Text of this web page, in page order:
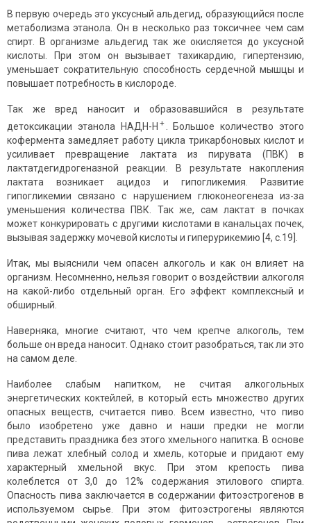
В первую очередь это уксусный альдегид, образующийся после
метаболизма этанола. Он в несколько раз токсичнее чем сам
спирт. В организме альдегид так же окисляется до уксусной
кислоты. При этом он вызывает тахикардию, гипертензию,
уменьшает сократительную способность сердечной мышцы и
повышает потребность в кислороде.
Так же вред наносит и образовавшийся в результате
детоксикации этанола НАДН-Н +
. Большое количество этого
кофермента замедляет работу цикла трикарбоновых кислот и
усиливает превращение лактата из пирувата (ПВК) в
лактатдегидрогеназной реакции. В результате накопления
лактата возникает ацидоз и гипогликемия. Развитие
гипогликемии связано с нарушением глюконеогенеза из-за
уменьшения количества ПВК. Так же, сам лактат в почках
может конкурировать с другими кислотами в канальцах почек,
вызывая задержку мочевой кислоты и гиперурикемию [4, с.19].
Итак, мы выяснили чем опасен алкоголь и как он влияет на
организм. Несомненно, нельзя говорит о воздействии алкоголя
на какой-либо отдельный орган. Его эффект комплексный и
обширный.
Наверняка, многие считают, что чем крепче алкоголь, тем
больше он вреда наносит. Однако стоит разобраться, так ли это
на самом деле.
Наиболее слабым напитком, не считая алкогольных
энергетических коктейлей, в который есть множество других
опасных веществ, считается пиво. Всем известно, что пиво
было изобретено уже давно и наши предки не могли
представить праздника без этого хмельного напитка. В основе
пива лежат хлебный солод и хмель, которые и придают ему
характерный хмельной вкус. При этом крепость пива
колеблется от 3,0 до 12% содержания этилового спирта.
Опасность пива заключается в содержании фитоэстрогенов в
используемом сырье. При этом фитоэстрогены являются